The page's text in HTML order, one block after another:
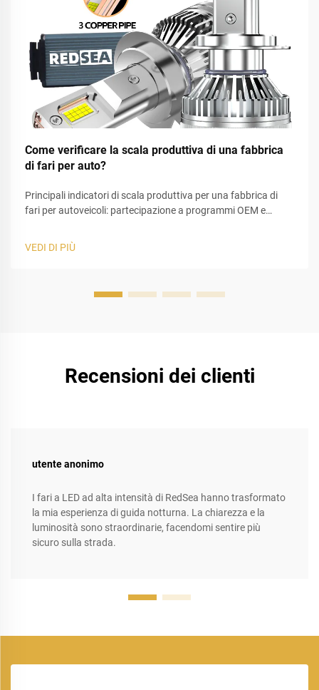
Come verificare la scala produttiva di una fabbrica
di fari per auto?
Principali indicatori di scala produttiva per una fabbrica di
fari per autoveicoli: partecipazione a programmi OEM e
automobilistica. Il coinvolgimento in programmi OEM
VEDI DI PIÙ
Recensioni dei clienti
utente anonimo
I fari a LED ad alta intensità di RedSea hanno trasformato
la mia esperienza di guida notturna. La chiarezza e la
luminosità sono straordinarie, facendomi sentire più
sicuro sulla strada.